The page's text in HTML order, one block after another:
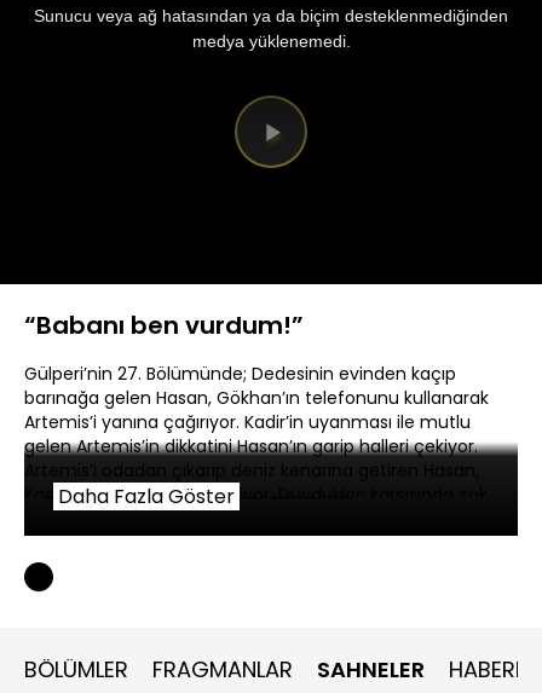
Videoyu
Sunucu veya ağ hatasından ya da biçim desteklenmediğinden
medya yüklenemedi.
“Babanı ben vurdum!”
Gülperi’nin 27. Bölümünde; Dedesinin evinden kaçıp
barınağa gelen Hasan, Gökhan’ın telefonunu kullanarak
Artemis’i yanına çağırıyor. Kadir’in uyanması ile mutlu
gelen Artemis’in dikkatini Hasan’ın garip halleri çekiyor.
Artemis’i odadan çıkarıp deniz kenarına getiren Hasan,
Kadir’i vurduğunu itiraf ediyor. Duydukları karşısında şok
itirafını kayda alıyor.
Daha Fazla Göster
BÖLÜMLER FRAGMANLAR SAHNELER